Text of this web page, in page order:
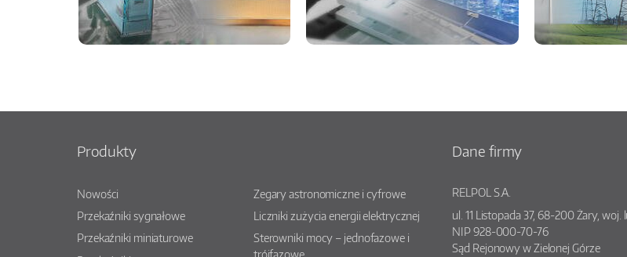
Produkty
Nowości
Przekaźniki sygnałowe
Przekaźniki miniaturowe
Zegary astronomiczne i cyfrowe
Liczniki zużycia energii elektrycznej
Sterowniki mocy – jednofazowe i
trójfazowe
Dane firmy
RELPOL S.A.
ul. 11 Listopada 37,68-200Żary, woj.
NIP 928-000-70-76
Sąd Rejonowy w Zielonej Górze